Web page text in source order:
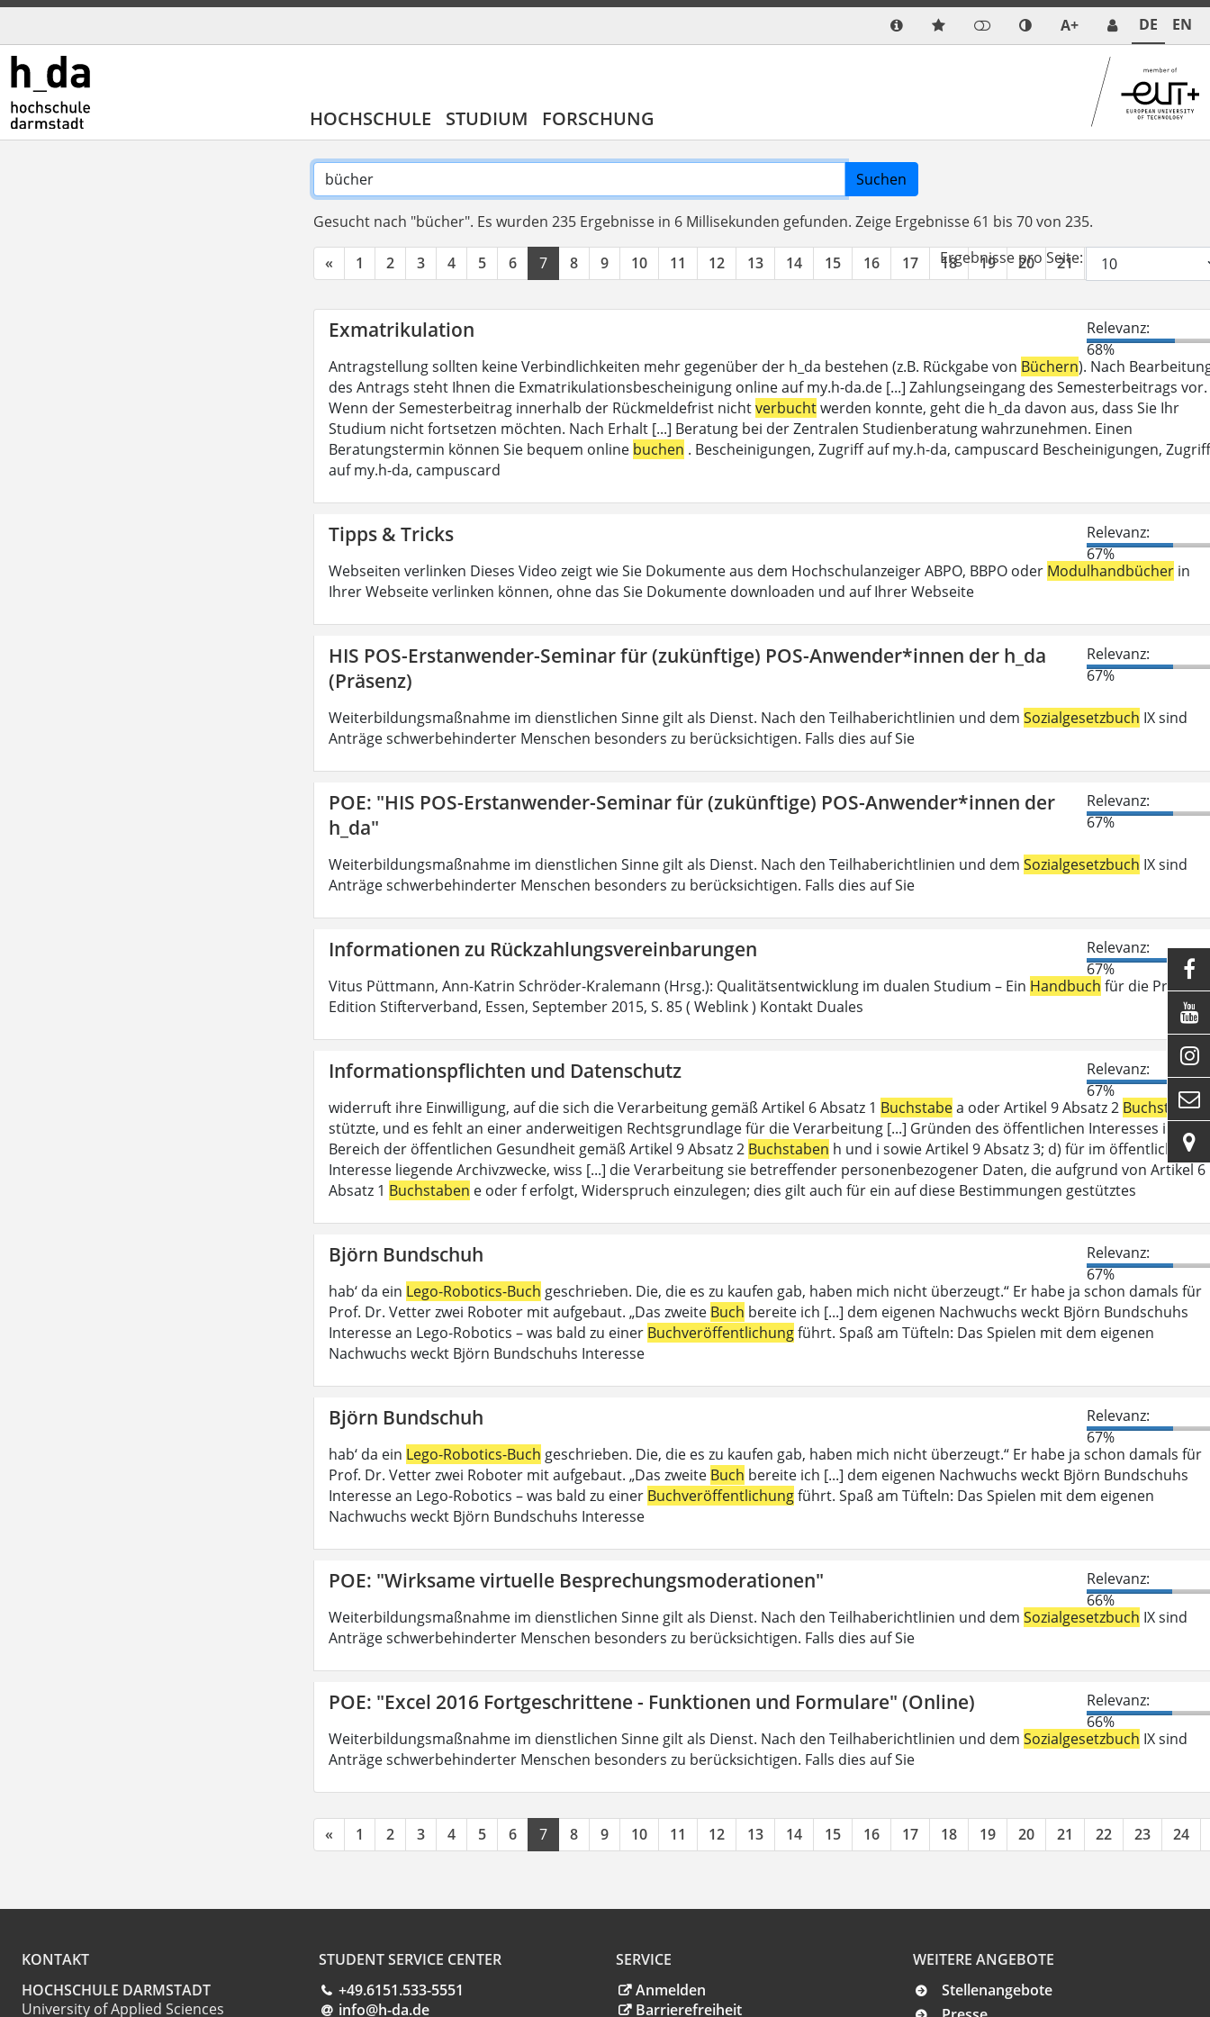
A+ DE EN
HOCHSCHULE STUDIUM FORSCHUNG
Suchen
Gesucht nach "bücher". Es wurden 235 Ergebnisse in 6 Millisekunden gefunden. Zeige Ergebnisse 61 bis 70 von 235.
« 1 2 3 4 5 6 7 8 9 10 11 12 13 14 15 16 17 18 19 20 21 22
Ergebnisse pro Seite:
Exmatrikulation
Relevanz:
68%
Antragstellung sollten keine Verbindlichkeiten mehr gegenüber der h_da bestehen (z.B. Rückgabe von Büchern). Nach
des Antrags steht Ihnen die Exmatrikulationsbescheinigung online auf my.h-da.de [...] Zahlungseingang des Semesterbeitrags vor.
Wenn der Semesterbeitrag innerhalb der Rückmeldefrist nichtverbuchtwerden konnte, geht die h_da davon aus, dass Sie Ihr
Studium nicht fortsetzen möchten. Nach Erhalt [...] Beratung bei der Zentralen Studienberatung wahrzunehmen. Einen
Beratungstermin können Sie bequem online buchen . Bescheinigungen, Zugriff auf my.h-da, campuscard Bescheinigungen, Zugriff
auf my.h-da, campuscard
Tipps & Tricks
Relevanz:
67%
Webseiten verlinken Dieses Video zeigt wie Sie Dokumente aus dem Hochschulanzeiger ABPO, BBPO oder Modulhandbücher in
Ihrer Webseite verlinken können, ohne das Sie Dokumente downloaden und auf Ihrer Webseite
HIS POS-Erstanwender-Seminar für (zukünftige) POS-Anwender*innen der h_da
(Präsenz)
Relevanz:
67%
Weiterbildungsmaßnahme im dienstlichen Sinne gilt als Dienst. Nach den Teilhaberichtlinien und dem Sozialgesetzbuch IX sind
Anträge schwerbehinderter Menschen besonders zu berücksichtigen. Falls dies auf Sie
POE: "HIS POS-Erstanwender-Seminar für (zukünftige) POS-Anwender*innen der
h_da"
Relevanz:
67%
Weiterbildungsmaßnahme im dienstlichen Sinne gilt als Dienst. Nach den Teilhaberichtlinien und dem Sozialgesetzbuch IX sind
Anträge schwerbehinderter Menschen besonders zu berücksichtigen. Falls dies auf Sie
Informationen zu Rückzahlungsvereinbarungen
Relevanz:
67%
Vitus Püttmann, Ann-Katrin Schröder-Kralemann (Hrsg.): Qualitätsentwicklung im dualen Studium – Ein Handbuch für die Praxis .
Edition Stifterverband, Essen, September 2015, S. 85 ( Weblink ) Kontakt Duales
Informationspflichten und Datenschutz
Relevanz:
67%
widerruft ihre Einwilligung, auf die sich die Verarbeitung gemäß Artikel 6 Absatz 1 Buchstabea oder Artikel 9 Absatz 2 Buchstabea
stützte, und es fehlt an einer anderweitigen Rechtsgrundlage für die Verarbeitung [...] Gründen des öffentlichen Interesses im
Bereich der öffentlichen Gesundheit gemäß Artikel 9 Absatz 2 Buchstaben h und i sowie Artikel 9 Absatz 3; d) für im öffentlichen
Interesse liegende Archivzwecke, wiss [...] die Verarbeitung sie betreffender personenbezogener Daten, die aufgrund von Artikel 6
Absatz 1 Buchstaben e oder f erfolgt, Widerspruch einzulegen; dies gilt auch für ein auf diese Bestimmungen gestütztes
Björn Bundschuh
Relevanz:
67%
hab‘ da ein Lego-Robotics-Buch geschrieben. Die, die es zu kaufen gab, haben mich nicht überzeugt.“ Er habe ja schon damals für
Prof. Dr. Vetter zwei Roboter mit aufgebaut. „Das zweite Buch bereite ich [...] dem eigenen Nachwuchs weckt Björn Bundschuhs
Interesse an Lego-Robotics – was bald zu einer Buchveröffentlichungführt. Spaß am Tüfteln: Das Spielen mit dem eigenen
Nachwuchs weckt Björn Bundschuhs Interesse
Björn Bundschuh
Relevanz:
67%
hab‘ da ein Lego-Robotics-Buch geschrieben. Die, die es zu kaufen gab, haben mich nicht überzeugt.“ Er habe ja schon damals für
Prof. Dr. Vetter zwei Roboter mit aufgebaut. „Das zweite Buch bereite ich [...] dem eigenen Nachwuchs weckt Björn Bundschuhs
Interesse an Lego-Robotics – was bald zu einer Buchveröffentlichungführt. Spaß am Tüfteln: Das Spielen mit dem eigenen
Nachwuchs weckt Björn Bundschuhs Interesse
POE: "Wirksame virtuelle Besprechungsmoderationen"
Relevanz:
66%
Weiterbildungsmaßnahme im dienstlichen Sinne gilt als Dienst. Nach den Teilhaberichtlinien und dem Sozialgesetzbuch IX sind
Anträge schwerbehinderter Menschen besonders zu berücksichtigen. Falls dies auf Sie
POE: "Excel 2016 Fortgeschrittene - Funktionen und Formulare" (Online)
Relevanz:
66%
Weiterbildungsmaßnahme im dienstlichen Sinne gilt als Dienst. Nach den Teilhaberichtlinien und dem Sozialgesetzbuch IX sind
Anträge schwerbehinderter Menschen besonders zu berücksichtigen. Falls dies auf Sie
« 1 2 3 4 5 6 7 8 9 10 11 12 13 14 15 16 17 18 19 20 21 22 23 24
KONTAKT
HOCHSCHULE DARMSTADT
University of Applied Sciences
STUDENT SERVICE CENTER
+49.6151.533-5551
info@h-da.de
SERVICE
Anmelden
Barrierefreiheit
WEITERE ANGEBOTE
Stellenangebote




